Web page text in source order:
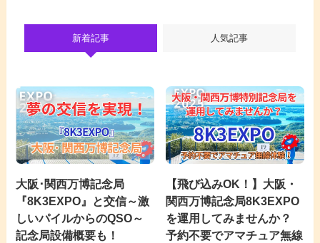
新着記事 人気記事
大阪･関西万博記念局
『8K3EXPO』と交信～激
しいパイルからのQSO～
記念局設備概要も！
【飛び込みOK！】大阪・
関西万博記念局8K3EXPO
を運用してみませんか？
予約不要でアマチュア無線